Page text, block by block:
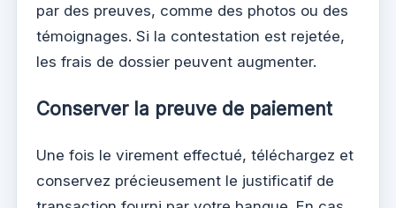
par des preuves, comme des photos ou des
témoignages. Si la contestation est rejetée,
les frais de dossier peuvent augmenter.
Conserver la preuve de paiement
Une fois le virement effectué, téléchargez et
conservez précieusement le justificatif de